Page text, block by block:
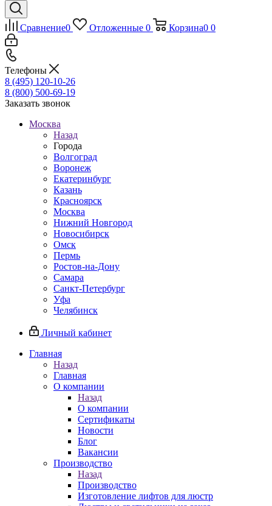
Сравнение0 Отложенные 0 Корзина0 0
Телефоны
8 (495) 120-10-26
8 (800) 500-69-19
Заказать звонок
Москва
Назад
Города
Волгоград
Воронеж
Екатеринбург
Казань
Красноярск
Москва
Нижний Новгород
Новосибирск
Омск
Пермь
Ростов-на-Дону
Самара
Санкт-Петербург
Уфа
Челябинск
Личный кабинет
Главная
Назад
Главная
О компании
Назад
О компании
Сертификаты
Новости
Блог
Вакансии
Производство
Назад
Производство
Изготовление лифтов для люстр